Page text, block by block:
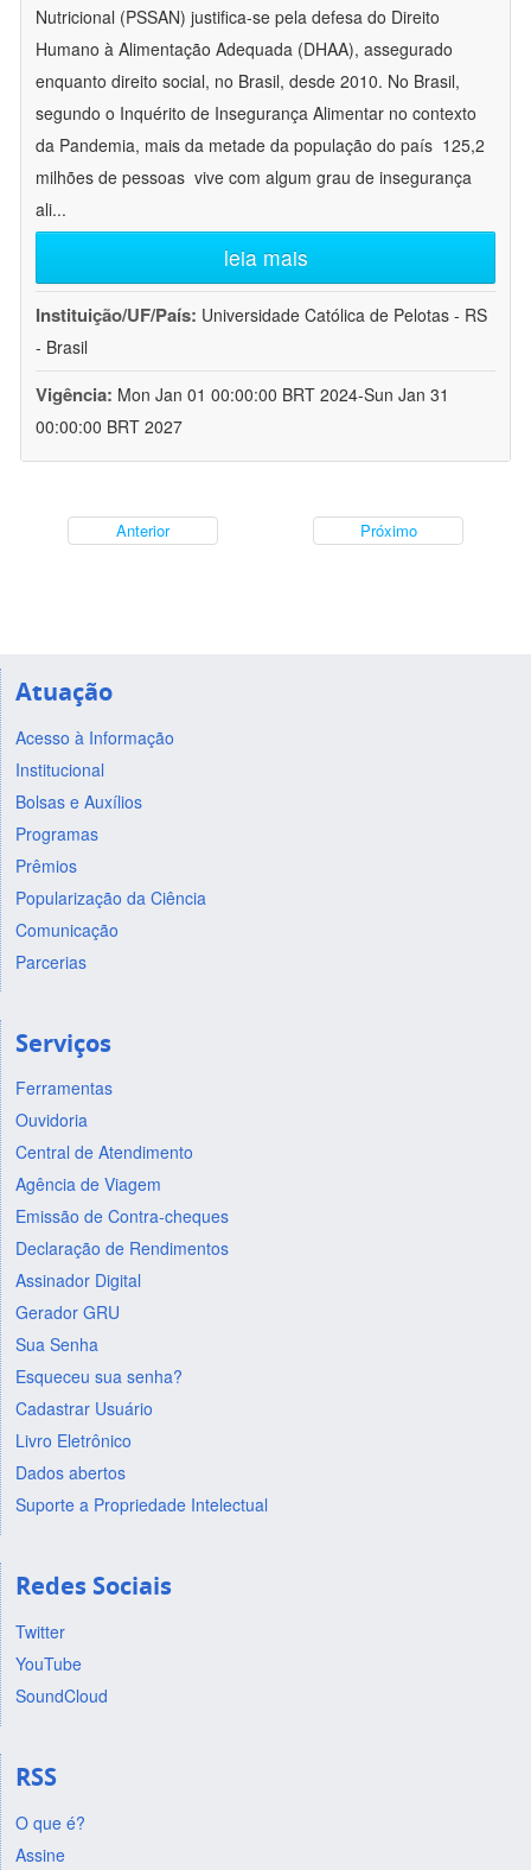
Nutricional (PSSAN) justifica-se pela defesa do Direito
Humano à Alimentação Adequada (DHAA), assegurado
enquanto direito social, no Brasil, desde 2010. No Brasil,
segundo o Inquérito de Insegurança Alimentar no contexto
da Pandemia, mais da metade da população do país  125,2
milhões de pessoas  vive com algum grau de insegurança
ali...
leia mais
Instituição/UF/País: Universidade Católica de Pelotas - RS
- Brasil
Vigência: Mon Jan 01 00:00:00 BRT 2024-Sun Jan 31
00:00:00 BRT 2027
Anterior Próximo
Atuação
Acesso à Informação
Institucional
Bolsas e Auxílios
Programas
Prêmios
Popularização da Ciência
Comunicação
Parcerias
Serviços
Ferramentas
Ouvidoria
Central de Atendimento
Agência de Viagem
Emissão de Contra-cheques
Declaração de Rendimentos
Assinador Digital
Gerador GRU
Sua Senha
Esqueceu sua senha?
Cadastrar Usuário
Livro Eletrônico
Dados abertos
Suporte a Propriedade Intelectual
Redes Sociais
Twitter
YouTube
SoundCloud
RSS
O que é?
Assine